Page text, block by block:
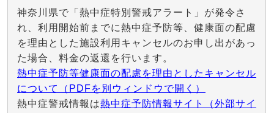
神奈川県で「熱中症特別警戒アラート」が発令さ
れ、利用開始前までに熱中症予防等、健康面の配慮
を理由とした施設利用キャンセルのお申し出があっ
た場合、料金の返還を行います。
熱中症予防等健康面の配慮を理由としたキャンセル
について（PDFを別ウィンドウで開く）
熱中症警戒情報は熱中症予防情報サイト（外部サイ